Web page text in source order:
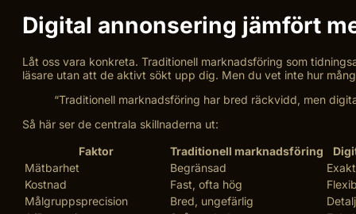
Digital annonsering jämfört
Låt oss vara konkreta. Traditionell marknadsföring som
läsare utan att de aktivt sökt upp dig. Men du vet inte hur
“Traditionell marknadsföring har bred räckvidd, men
Så här ser de centrala skillnaderna ut:
Faktor
Traditionell marknadsföring
Mätbarhet
Begränsad
Kostnad
Fast, ofta hög
Målgruppsprecision
Bred, ungefärlig